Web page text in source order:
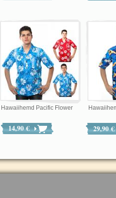
Hawaiihemd Pacific Flower
14,90 € 29,90 €